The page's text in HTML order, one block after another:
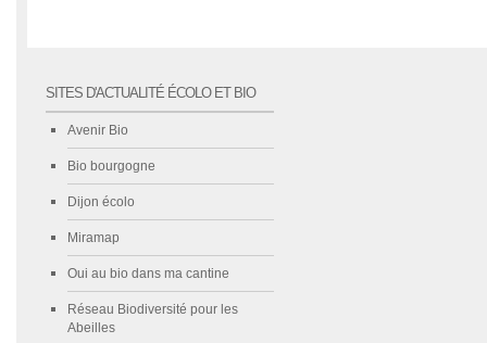
SITES D'ACTUALITÉ ÉCOLO ET BIO
Avenir Bio
Bio bourgogne
Dijon écolo
Miramap
Oui au bio dans ma cantine
Réseau Biodiversité pour les
Abeilles